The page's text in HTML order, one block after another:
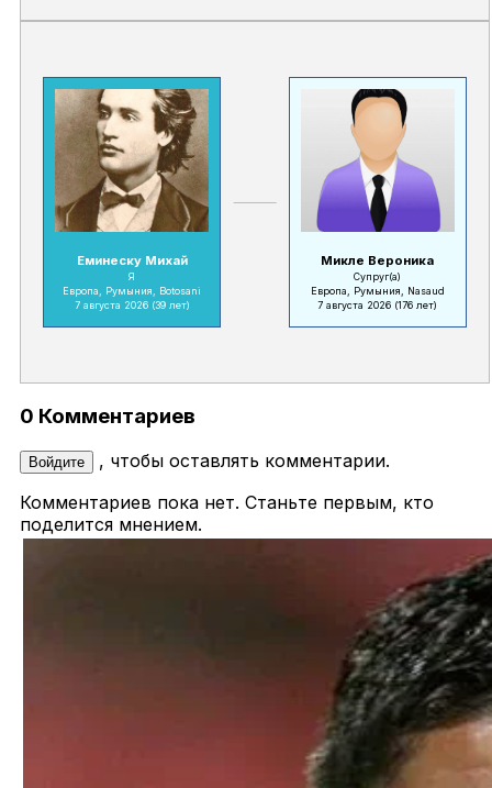
Еминеску Михай
Я
Европа, Румыния, Botosani
7 августа 2026 (39 лет)
Микле Вероника
Супруг(а)
Европа, Румыния, Nasaud
7 августа 2026 (176 лет)
0 Комментариев
Войдите
, чтобы оставлять комментарии.
Комментариев пока нет. Станьте первым, кто
поделится мнением.